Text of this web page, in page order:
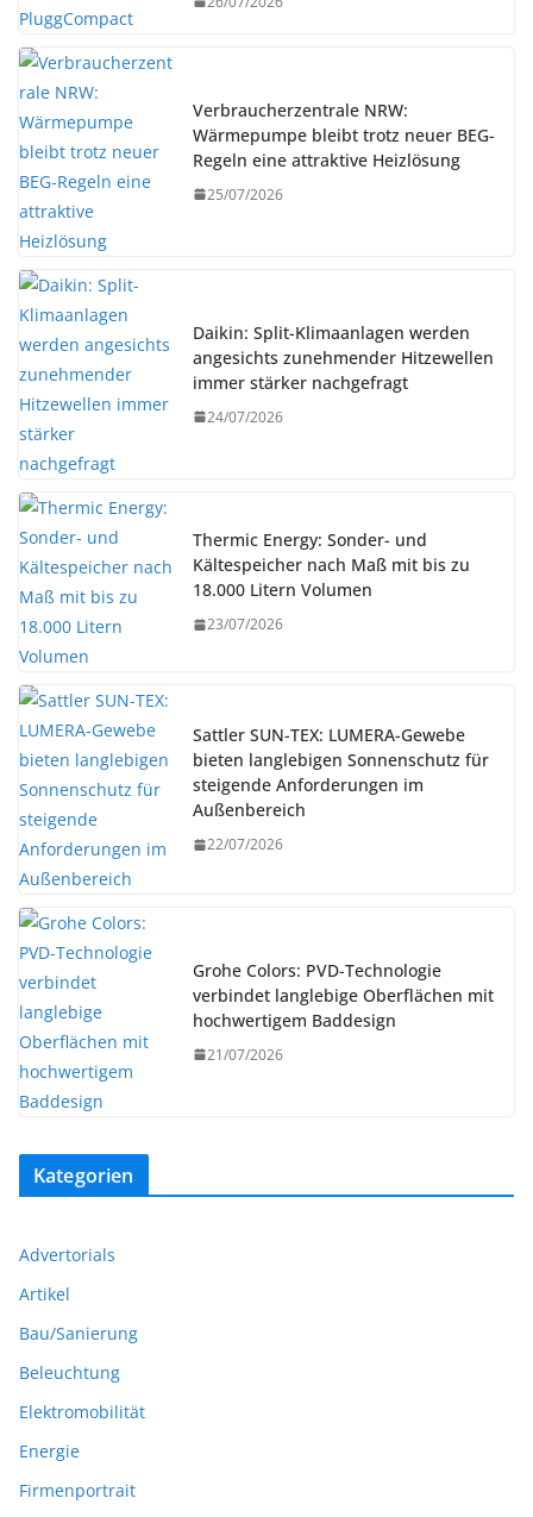
Verbraucherzentrale NRW:
Wärmepumpe bleibt trotz neuer BEG-
Regeln eine attraktive Heizlösung
25/07/2026
Daikin: Split-Klimaanlagen werden
angesichts zunehmender Hitzewellen
immer stärker nachgefragt
24/07/2026
Thermic Energy: Sonder- und
Kältespeicher nach Maß mit bis zu
18.000 Litern Volumen
23/07/2026
Sattler SUN-TEX: LUMERA-Gewebe
bieten langlebigen Sonnenschutz für
steigende Anforderungen im
Außenbereich
22/07/2026
Grohe Colors: PVD-Technologie
verbindet langlebige Oberflächen mit
hochwertigem Baddesign
21/07/2026
Kategorien
Advertorials
Artikel
Bau/Sanierung
Beleuchtung
Elektromobilität
Energie
Firmenportrait